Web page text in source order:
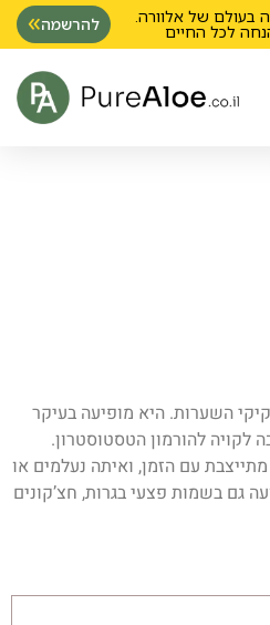
בעולם של אלוורה. להרשמה
השערות. היא מופיעה בעיקר
לקויה להורמון הטסטוסטרון.
עם הזמן, ואיתה נעלמים או
גם בשמות פצעי בגרות, חצ’קונים